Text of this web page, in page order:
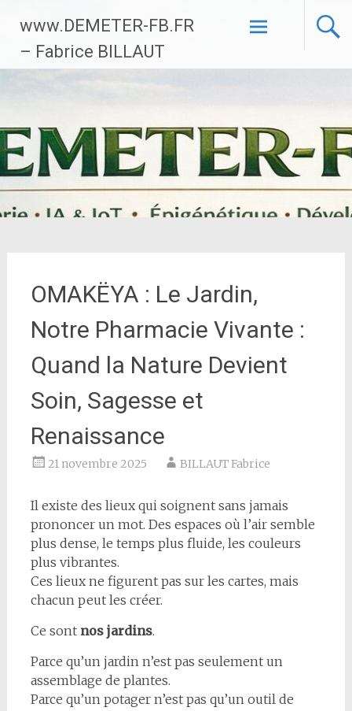
contenu
principal
www.DEMETER-FB.FR
– Fabrice BILLAUT
OMAKËYA : Le Jardin,
Notre Pharmacie Vivante :
Quand la Nature Devient
Soin, Sagesse et
Renaissance
21 novembre 2025 BILLAUT Fabrice
Il existe des lieux qui soignent sans jamais
prononcer un mot. Des espaces où l’air semble
plus dense, le temps plus fluide, les couleurs
plus vibrantes.
Ces lieux ne figurent pas sur les cartes, mais
chacun peut les créer.
Ce sont nos jardins.
Parce qu’un jardin n’est pas seulement un
assemblage de plantes.
Parce qu’un potager n’est pas qu’un outil de